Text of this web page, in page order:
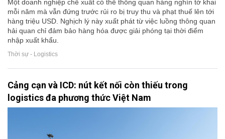
Một doanh nghiệp chế xuất có thể thông quan hàng nghìn tờ khai
mỗi năm mà vẫn đứng trước rủi ro bị truy thu và phạt thuế lên tới
hàng triệu USD. Nghịch lý này xuất phát từ việc luồng thông quan
hải quan chỉ đảm bảo hàng hóa được giải phóng tại thời điểm
nhập xuất khẩu.
Thời sự - Logistics
Cảng cạn và ICD: nút kết nối còn thiếu trong
logistics đa phương thức Việt Nam